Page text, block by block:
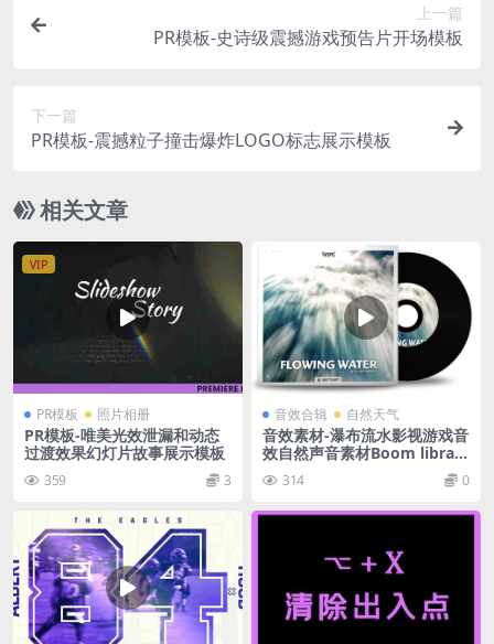
上一篇
PR模板-史诗级震撼游戏预告片开场模板
下一篇
PR模板-震撼粒子撞击爆炸LOGO标志展示模板
相关文章
VIP
PR模板 照片相册
PR模板-唯美光效泄漏和动态
过渡效果幻灯片故事展示模板
359 3
音效合辑 自然天气
音效素材-瀑布流水影视游戏音
效自然声音素材Boom library
flowing water
314 0